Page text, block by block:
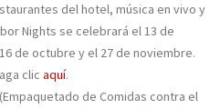
del hotel, música en vivo y
Nights se celebrará el 13 de
de octubre y el 27 de noviembre.
clic aquí.
de Comidas contra el